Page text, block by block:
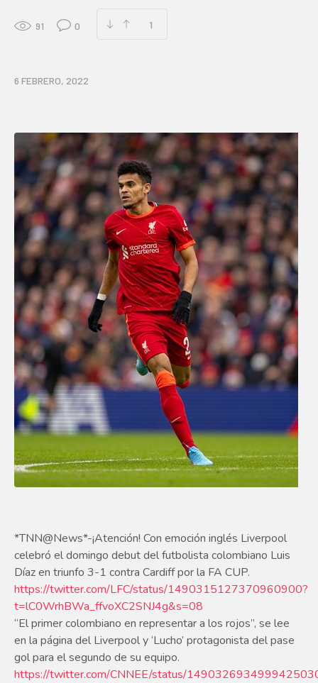
91 0 1
6 FEBRERO, 2022
*TNN@News*-¡Atención! Con emoción inglés Liverpool
celebró el domingo debut del futbolista colombiano Luis
Díaz en triunfo 3-1 contra Cardiff por la FA CUP.
https://twitter.com/LFC/status/1490315127370960900?
t=lC0WrhBWa_ffvoXC2SNJ4g&s=08
“El primer colombiano en representar a los rojos”, se lee
en la página del Liverpool y ‘Lucho’ protagonista del pase
gol para el segundo de su equipo.
https://twitter.com/CNNEE/status/